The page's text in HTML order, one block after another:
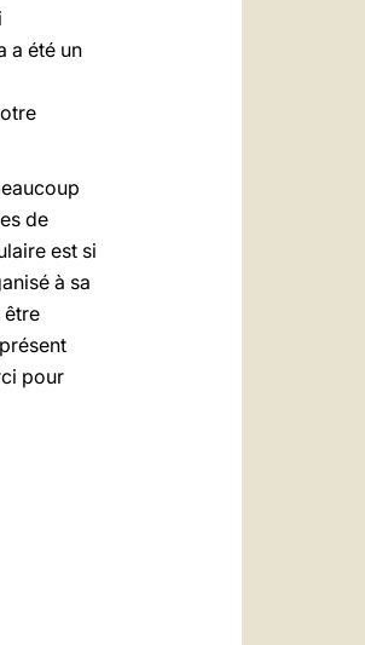
a été un
de
est si
à sa
être
pour